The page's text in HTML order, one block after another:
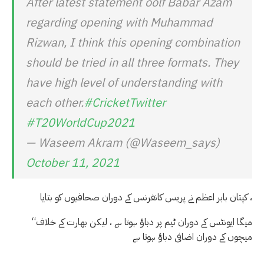
regarding opening with Muhammad
Rizwan, I think this opening combination
should be tried in all three formats. They
have high level of understanding with
each other.#CricketTwitter
#T20WorldCup2021
— Waseem Akram (@Waseem_says)
October 11, 2021
کپتان بابر اعظم نے پریس کانفرنس کے دوران صحافیوں کو بتایا ،
“میگا ایونٹس کے دوران ٹیم پر دباؤ ہوتا ہے ، لیکن بھارت کے خلاف
میچوں کے دوران اضافی دباؤ ہوتا ہے